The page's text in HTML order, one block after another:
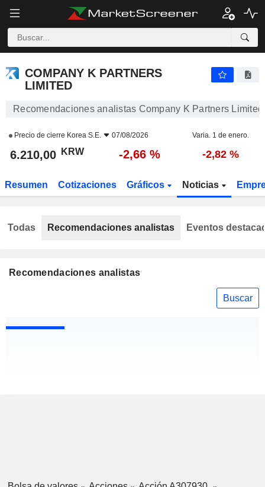
COMPANY K PARTNERS
LIMITED
Recomendaciones analistas Company K Partners Limited
Precio de cierre Korea S.E. 07/08/2026 Varia. 1 de enero.
6.210,00 KRW -2,66 % -2,82 %
Resumen Cotizaciones Gráficos Noticias
Recomendaciones analistas
Buscar
Todas Recomendaciones analistas Eventos